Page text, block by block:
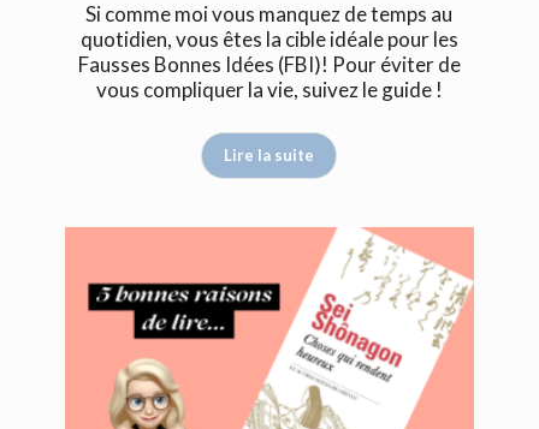
Si comme moi vous manquez de temps au
quotidien, vous êtes la cible idéale pour les
Fausses Bonnes Idées (FBI)! Pour éviter de
vous compliquer la vie, suivez le guide !
Lire la suite